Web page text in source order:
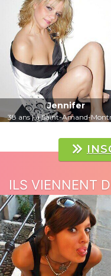
LUI PARLER
Jennifer
38 ans | à Saint-Amand-
LUI PARLER
ILS VIENNENT